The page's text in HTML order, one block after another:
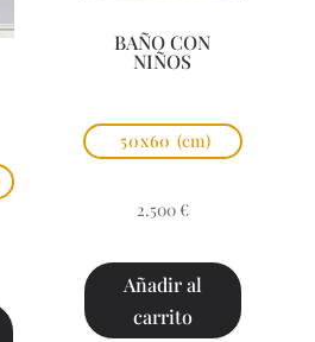
BAÑO CON
NIÑOS
50x60 (cm)
2.500 €
Añadir al
carrito